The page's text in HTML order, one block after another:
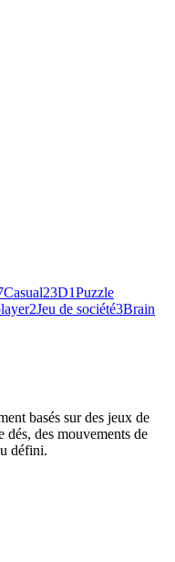
Casual23D1Puzzle
2Jeu de société3Brain
basés sur des jeux de
dés, des mouvements de
défini.